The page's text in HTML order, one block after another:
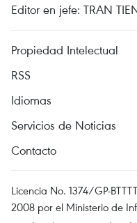
Editor en jefe: TRAN
Propiedad Intelectual
RSS
Idiomas
Servicios de Noticias
Contacto
Licencia No. 1374/GP-
2008 por el Ministerio de